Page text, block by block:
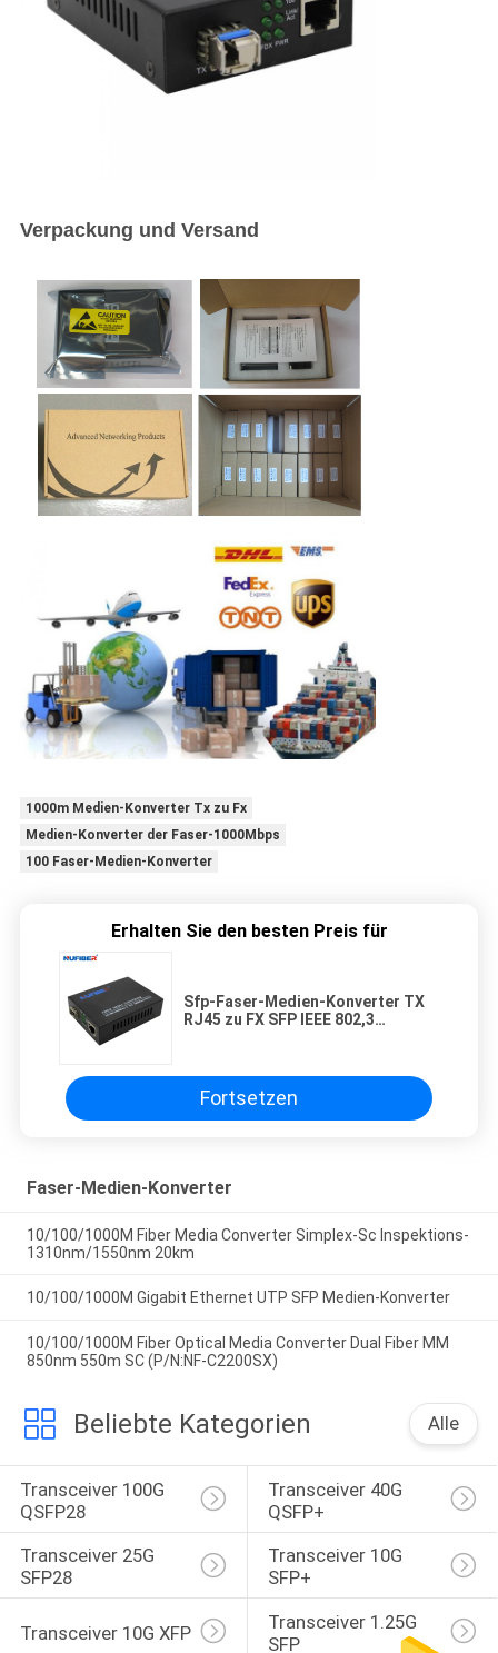
Verpackung und Versand
1000m Medien-Konverter Tx zu Fx
Medien-Konverter der Faser-1000Mbps
100 Faser-Medien-Konverter
Erhalten Sie den besten Preis für
Sfp-Faser-Medien-Konverter TX
RJ45 zu FX SFP IEEE 802,3
Fortsetzen
Faser-Medien-Konverter
10/100/1000M Fiber Media Converter Simplex-Sc Inspektions-
1310nm/1550nm 20km
10/100/1000M Gigabit Ethernet UTP SFP Medien-Konverter
10/100/1000M Fiber Optical Media Converter Dual Fiber MM
850nm 550m SC (P/N:NF-C2200SX)
Beliebte Kategorien Alle
Transceiver 100G
QSFP28
Transceiver 40G
QSFP+
Transceiver 25G
SFP28
Transceiver 10G
SFP+
Transceiver 10G XFP
Transceiver 1.25G
SFP